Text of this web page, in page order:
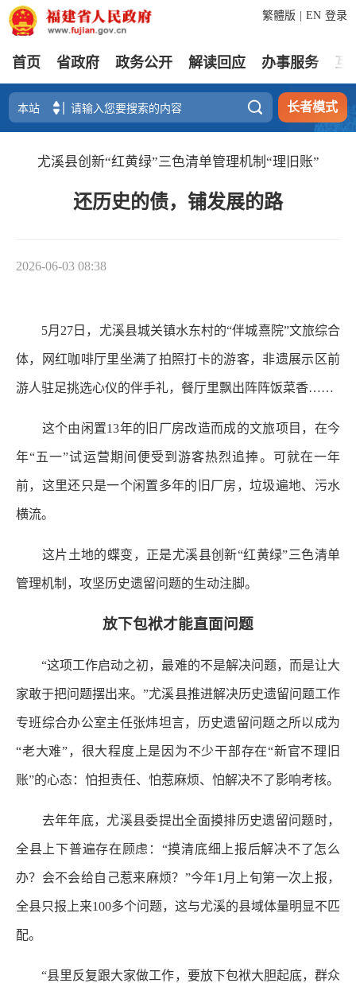
登录
繁體版 EN
首页 省政府 政务公开 解读回应 办事服务 互
 长者模式
尤溪县创新“红黄绿”三色清单管理机制“理旧账”
还历史的债，铺发展的路
2026-06-03 08:38
5月27日，尤溪县城关镇水东村的“伴城熹院”文旅综合
体，网红咖啡厅里坐满了拍照打卡的游客，非遗展示区前
游人驻足挑选心仪的伴手礼，餐厅里飘出阵阵饭菜香……
这个由闲置13年的旧厂房改造而成的文旅项目，在今
年“五一”试运营期间便受到游客热烈追捧。可就在一年
前，这里还只是一个闲置多年的旧厂房，垃圾遍地、污水
横流。
这片土地的蝶变，正是尤溪县创新“红黄绿”三色清单
管理机制，攻坚历史遗留问题的生动注脚。
放下包袱才能直面问题
“这项工作启动之初，最难的不是解决问题，而是让大
家敢于把问题摆出来。”尤溪县推进解决历史遗留问题工作
专班综合办公室主任张炜坦言，历史遗留问题之所以成为
“老大难”，很大程度上是因为不少干部存在“新官不理旧
账”的心态：怕担责任、怕惹麻烦、怕解决不了影响考核。
去年年底，尤溪县委提出全面摸排历史遗留问题时，
全县上下普遍存在顾虑：“摸清底细上报后解决不了怎么
办？会不会给自己惹来麻烦？”今年1月上旬第一次上报，
全县只报上来100多个问题，这与尤溪的县域体量明显不匹
配。
“县里反复跟大家做工作，要放下包袱大胆起底，群众